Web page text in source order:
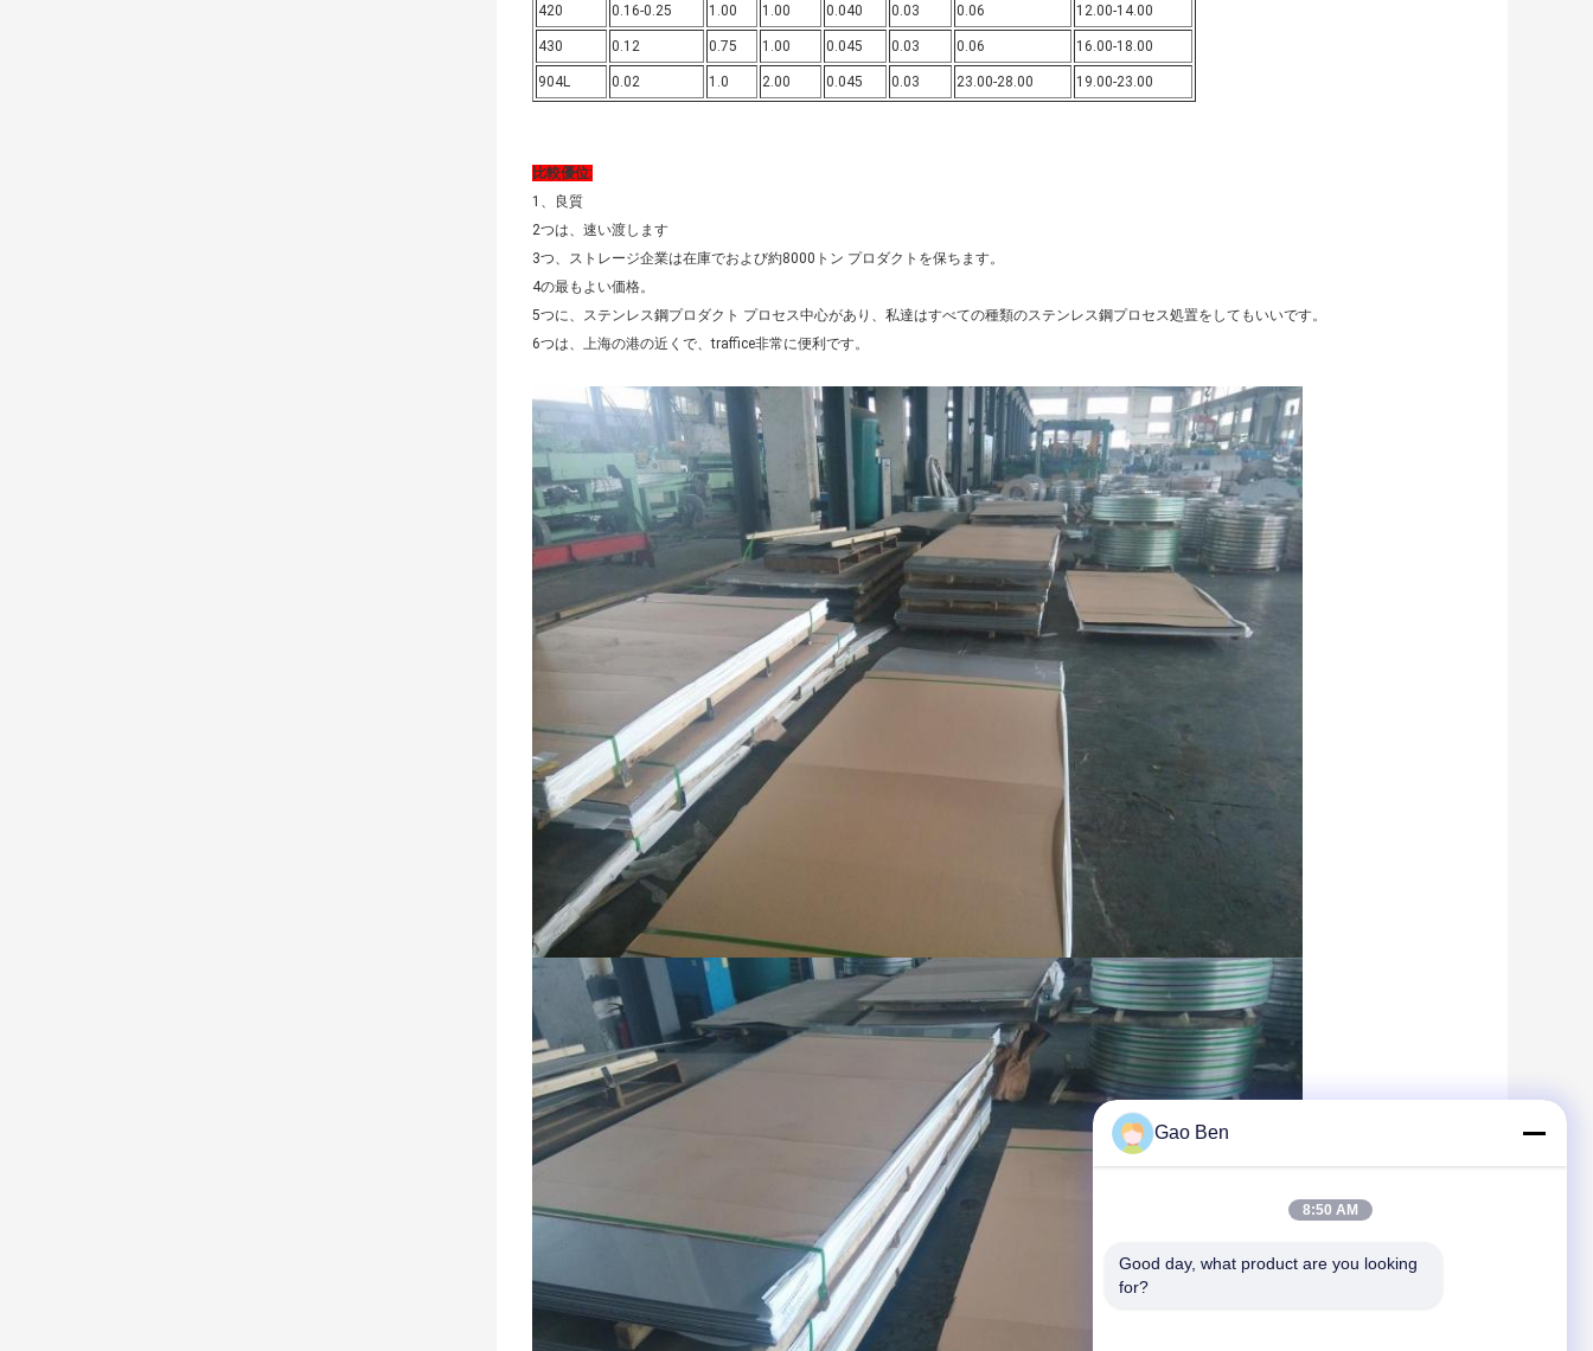
420 0.16-0.25 1.00 1.00 0.040 0.03 0.06 12.00-14.00
430 0.12 0.75 1.00 0.045 0.03 0.06 16.00-18.00
904L 0.02 1.0 2.00 0.045 0.03 23.00-28.00 19.00-23.00
比較優位:
1、良質
2つは、速い渡します
3つ、ストレージ企業は在庫でおよび約8000トン プロダクトを保ちます。
4の最もよい価格。
5つに、ステンレス鋼プロダクト プロセス中心があり、私達はすべての種類のステンレス鋼プロセス処置をしてもいいです。
6つは、上海の港の近くで、traffice非常に便利です。
Gao Ben
8:50 AM
Good day, what product are you looking
for?